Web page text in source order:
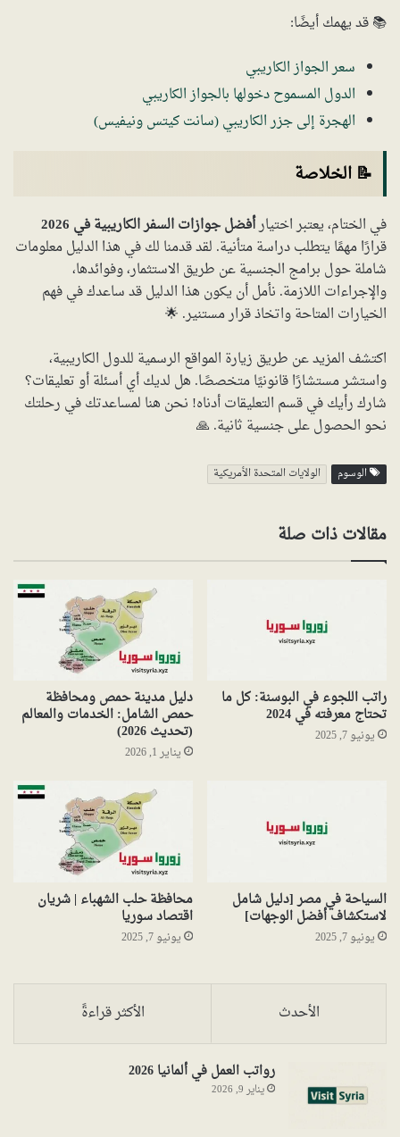
📚 قد يهمك أيضًا:
سعر الجواز الكاريبي
الدول المسموح دخولها بالجواز الكاريبي
الهجرة إلى جزر الكاريبي (سانت كيتس ونيفيس)
📝 الخلاصة
في الختام، يعتبر اختيارأفضل جوازات السفر الكاريبية في 2026
قرارًا مهمًا يتطلب دراسة متأنية. لقد قدمنا لك في هذا الدليل معلومات
شاملة حول برامج الجنسية عن طريق الاستثمار، وفوائدها،
والإجراءات اللازمة. نأمل أن يكون هذا الدليل قد ساعدك في فهم
الخيارات المتاحة واتخاذ قرار مستنير. 🌟
اكتشف المزيد عن طريق زيارة المواقع الرسمية للدول الكاريبية،
واستشر مستشارًا قانونيًا متخصصًا. هل لديك أي أسئلة أو تعليقات؟
شارك رأيك في قسم التعليقات أدناه! نحن هنا لمساعدتك في رحلتك
نحو الحصول على جنسية ثانية. 🙏
الوسوم الولايات المتحدة الأمريكية
مقالات ذات صلة
راتب اللجوء في البوسنة: كل ما
تحتاج معرفته في 2024
يونيو 7, 2025
دليل مدينة حمص ومحافظة
حمص الشامل: الخدمات والمعالم
(تحديث 2026)
يناير 1, 2026
السياحة في مصر [دليل شامل
لاستكشاف أفضل الوجهات]
يونيو 7, 2025
محافظة حلب الشهباء | شريان
اقتصاد سوريا
يونيو 7, 2025
الأحدث الأكثر قراءةً
رواتب العمل في ألمانيا 2026
يناير 9, 2026